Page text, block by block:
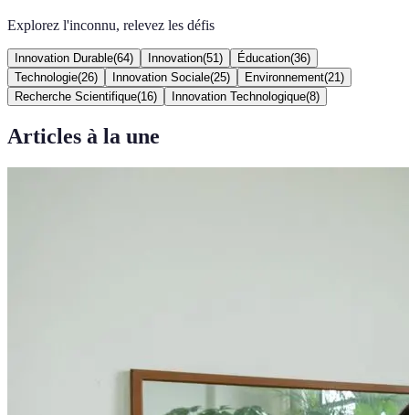
Explorez l'inconnu, relevez les défis
Innovation Durable(64) Innovation(51 ) Éducation(36)
Technologie(26) Innovation Sociale(25) Environnement(21 )
Recherche Scientifique(16) Innovation Technologique(8)
Articles à la une